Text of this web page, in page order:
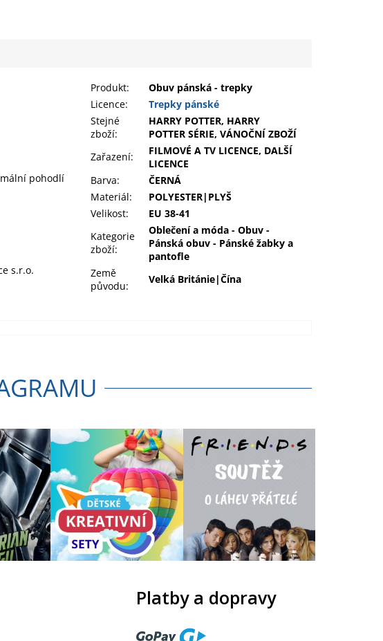
pohodlí
s.r.o.
Produkt:
Obuv pánská - trepky
Licence:
Trepky pánské
Stejné
zboží:
HARRY POTTER, HARRY
POTTER SÉRIE, VÁNOČNÍ ZBOŽÍ
Zařazení:
FILMOVÉ A TV LICENCE, DALŠÍ
LICENCE
Barva:
ČERNÁ
Materiál:
POLYESTER|PLYŠ
Velikost:
EU 38-41
Kategorie
zboží:
Oblečení a móda - Obuv -
Pánská obuv - Pánské žabky a
pantofle
Země
původu:
Velká Británie|Čína
Platby a dopravy